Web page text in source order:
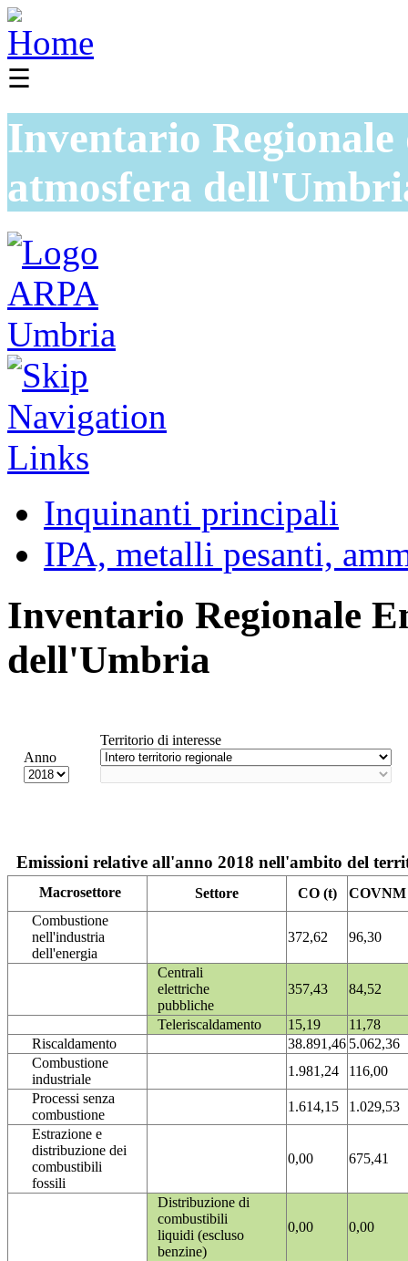
☰
Inventario
atmosfera
Inquinanti principali
IPA, metalli pesanti,
Inventario Regionale
dell'Umbria
Anno
Territorio di interesse
Emissioni relative all'anno 2018 nell'ambito del
Macrosettore Settore CO (t)
COVNM
Combustione
nell'industria
dell'energia
372,62 96,30
Centrali
elettriche
pubbliche
357,43 84,52
Teleriscaldamento 15,19
11,78
Riscaldamento
38.891,46 5.062,36
Combustione
industriale
1.981,24
116,00
Processi senza
combustione
1.614,15
1.029,53
Estrazione e
distribuzione dei
combustibili
fossili
0,00 675,41
Distribuzione di
combustibili
liquidi (escluso
benzine)
0,00 0,00